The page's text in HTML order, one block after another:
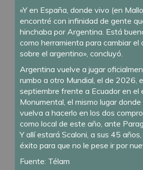
«Y en España, donde vivo (en
encontré con infinidad de gente
hinchaba por Argentina. Está
como herramienta para cambiar el
sobre el argentino», concluyó.
Argentina vuelve a jugar
rumbo a otro Mundial, el de 2026,
septiembre frente a Ecuador en el
Monumental, el mismo lugar
vuelva a hacerlo en los dos
como local de este año, ante
Y allí estará Scaloni, a sus 45
éxito para que no le pese ir por
Fuente: Télam